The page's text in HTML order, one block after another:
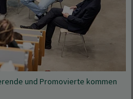
und Promovierte kommen